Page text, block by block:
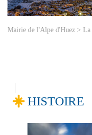
Mairie de l'Alpe d'Huez > La
HISTOIRE